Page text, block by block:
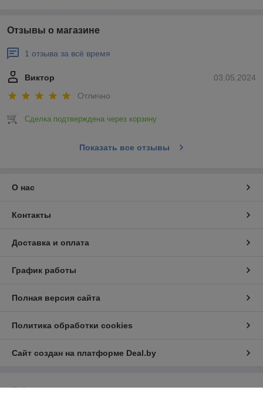
Отзывы о магазине
1 отзыва за всё время
03.05.2024
Виктор
Отлично
Сделка подтверждена через корзину
Показать все отзывы
О нас
Контакты
Доставка и оплата
График работы
Полная версия сайта
Политика обработки cookies
Сайт создан на платформе Deal.by
Информация для покупателя